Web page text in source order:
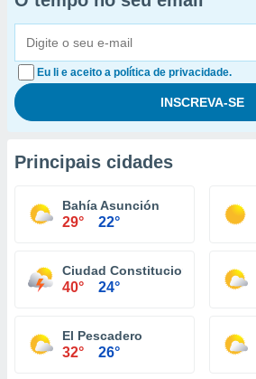
Eu li e aceito a política de privacidade.
Principais cidades
Bahía Asunción
29° 22°
Ciudad Constitucion
40° 24°
El Pescadero
32° 26°